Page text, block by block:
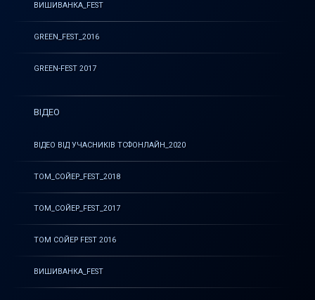
ВИШИВАНКА_FEST
GREEN_FEST_2016
GREEN-FEST 2017
ВІДЕО
ВІДЕО ВІД УЧАСНИКІВ ТСФОНЛАЙН_2020
ТОМ_СОЙЕР_FEST_2018
ТОМ_СОЙЕР_FEST_2017
ТОМ СОЙЕР FEST 2016
ВИШИВАНКА_FEST